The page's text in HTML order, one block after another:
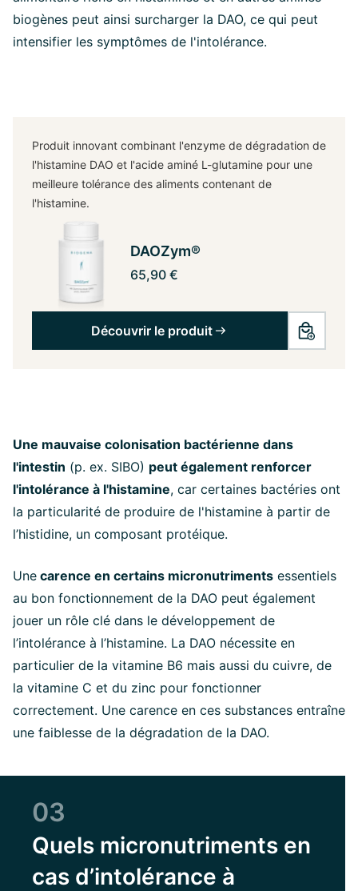
biogènes peut ainsi surcharger la DAO, ce qui peut
intensifier les symptômes de l'intolérance.
Produit innovant combinant l'enzyme de dégradation de
l'histamine DAO et l'acide aminé L-glutamine pour une
meilleure tolérance des aliments contenant de
l'histamine.
DAOZym®
65,90 €
Découvrir le produit
Une mauvaise colonisation bactérienne dans
l'intestin (p. ex. SIBO) peut également renforcer
l'intolérance à l'histamine, car certaines bactéries ont
la particularité de produire de l'histamine à partir de
l’histidine, un composant protéique.
Une carence en certains micronutriments essentiels
au bon fonctionnement de la DAO peut également
jouer un rôle clé dans le développement de
l’intolérance à l’histamine. La DAO nécessite en
particulier de la vitamine B6 mais aussi du cuivre, de
la vitamine C et du zinc pour fonctionner
correctement. Une carence en ces substances entraîne
une faiblesse de la dégradation de la DAO.
03
Quels micronutriments en
cas d’intolérance à